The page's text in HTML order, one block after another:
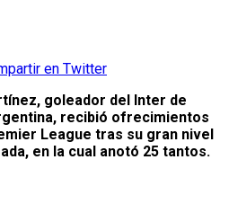
en Twitter
goleador del Inter de
recibió ofrecimientos
League tras su gran nivel
en la cual anotó 25 tantos.